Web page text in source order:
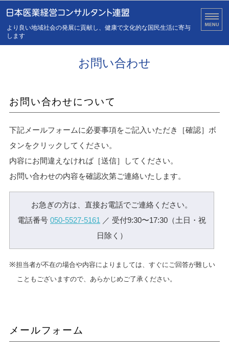
医業経営の健全化・安定
より良い地域社会の発展に貢献し、健康で文化的な国民生活に寄与
します
会員について
活動報告・お知らせ
お問い合わせ
お問い合わせ
お問い合わせについて
下記メールフォームに必要事項をご記入いただき［確認］ボ
タンをクリックしてください。
内容にお間違えなければ［送信］してください。
お問い合わせの内容を確認次第ご連絡いたします。
お急ぎの方は、直接お電話でご連絡ください。
電話番号 050-5527-5161 ／ 受付9:30〜17:30（土日・祝
日除く）
担当者が不在の場合や内容によりましては、すぐにご回答が難しい
こともございますので、あらかじめご了承ください。
メールフォーム